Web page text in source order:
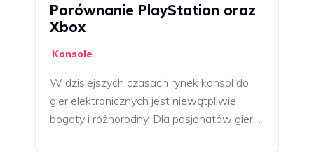
Porównanie PlayStation oraz
Xbox
Konsole
W dzisiejszych czasach rynek konsol do
gier elektronicznych jest niewątpliwie
bogaty i różnorodny. Dla pasjonatów gier…